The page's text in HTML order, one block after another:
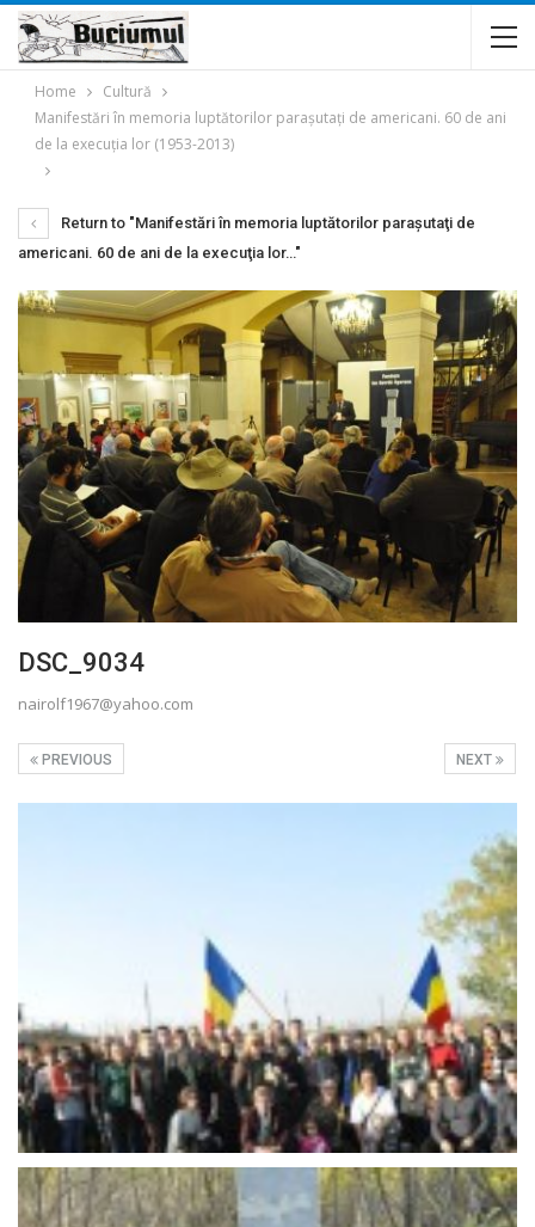
Home
Cultură
Manifestări în memoria luptătorilor paraşutaţi de americani. 60 de ani
de la execuţia lor (1953-2013)
Return to "Manifestări în memoria luptătorilor paraşutaţi de
americani. 60 de ani de la execuţia lor…"
DSC_9034
nairolf1967@yahoo.com
NEXT
PREVIOUS